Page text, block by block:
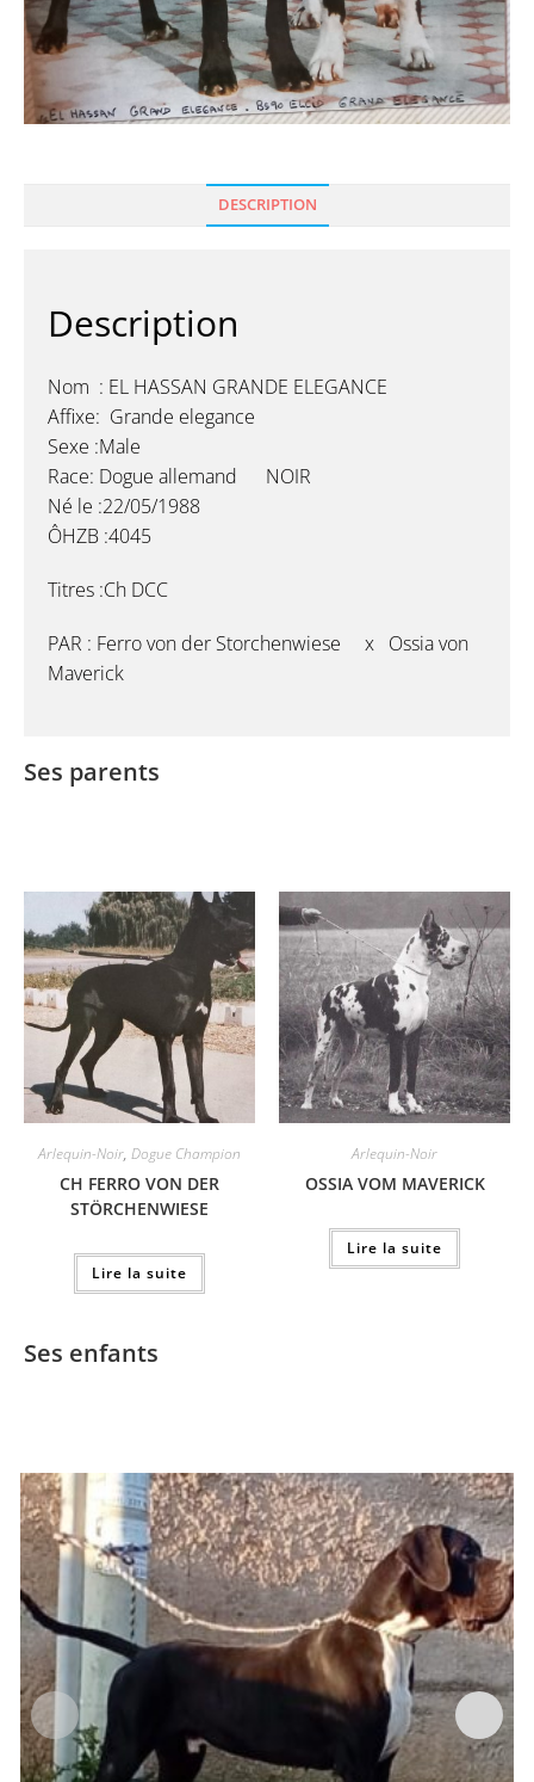
DESCRIPTION
Description
Nom : EL HASSAN GRANDE ELEGANCE
Affixe: Grande elegance
Sexe :Male
Race: Dogue allemand NOIR
Né le :22/05/1988
ÔHZB :4045
Titres :Ch DCC
PAR : Ferro von der Storchenwiese x Ossia von
Maverick
Ses parents
Arlequin-Noir, Dogue Champion
CH FERRO VON DER
STÖRCHENWIESE
Lire la suite
Arlequin-Noir
OSSIA VOM MAVERICK
Lire la suite
Ses enfants